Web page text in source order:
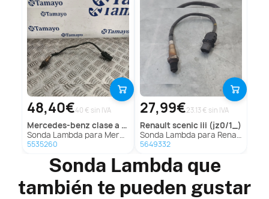
48,40€40 € sin IVA
mercedes-benz clase a (w176)
Sonda Lambda para Mercedes-Benz Clase A (W176)
5535260
27,99€23.13 € sin IVA
renaultscenic iii (jz0/1_)
Sonda Lambda para Renault Scenic Iii (Jz0/1_)
5649332
Sonda Lambda que
también te pueden gustar